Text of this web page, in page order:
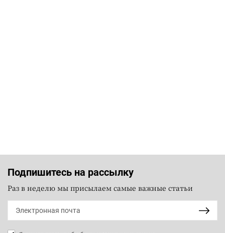
Подпишитесь на рассылку
Раз в неделю мы присылаем самые важные статьи